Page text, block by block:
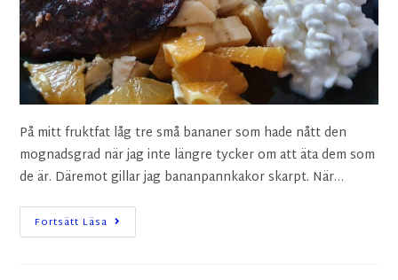
På mitt fruktfat låg tre små bananer som hade nått den
mognadsgrad när jag inte längre tycker om att äta dem som
de är. Däremot gillar jag bananpannkakor skarpt. När…
Fortsätt Läsa